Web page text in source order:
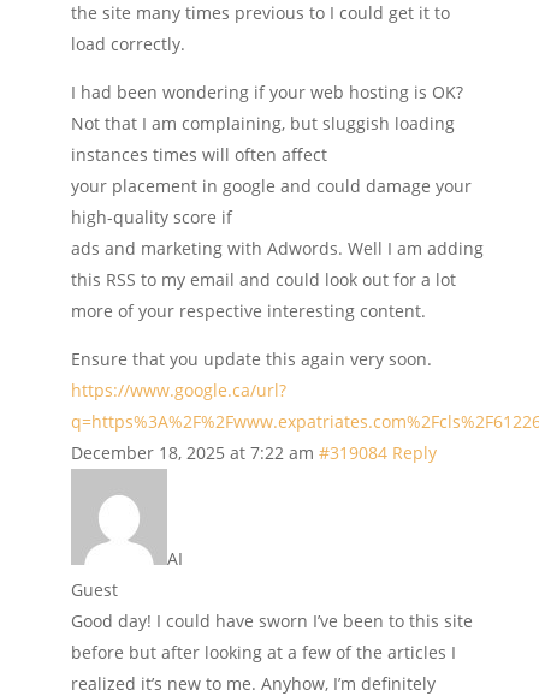
the site many times previous to I could get it to
load correctly.
I had been wondering if your web hosting is OK?
Not that I am complaining, but sluggish loading
instances times will often affect
your placement in google and could damage your
high-quality score if
ads and marketing with Adwords. Well I am adding
this RSS to my email and could look out for a lot
more of your respective interesting content.
Ensure that you update this again very soon.
https://www.google.ca/url?
December 18, 2025 at 7:22 am #319084 Reply
AI
Guest
Good day! I could have sworn I’ve been to this site
before but after looking at a few of the articles I
realized it’s new to me. Anyhow, I’m definitely